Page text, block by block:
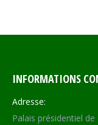
INFORMATIONS
Adresse:
Palais présidentiel